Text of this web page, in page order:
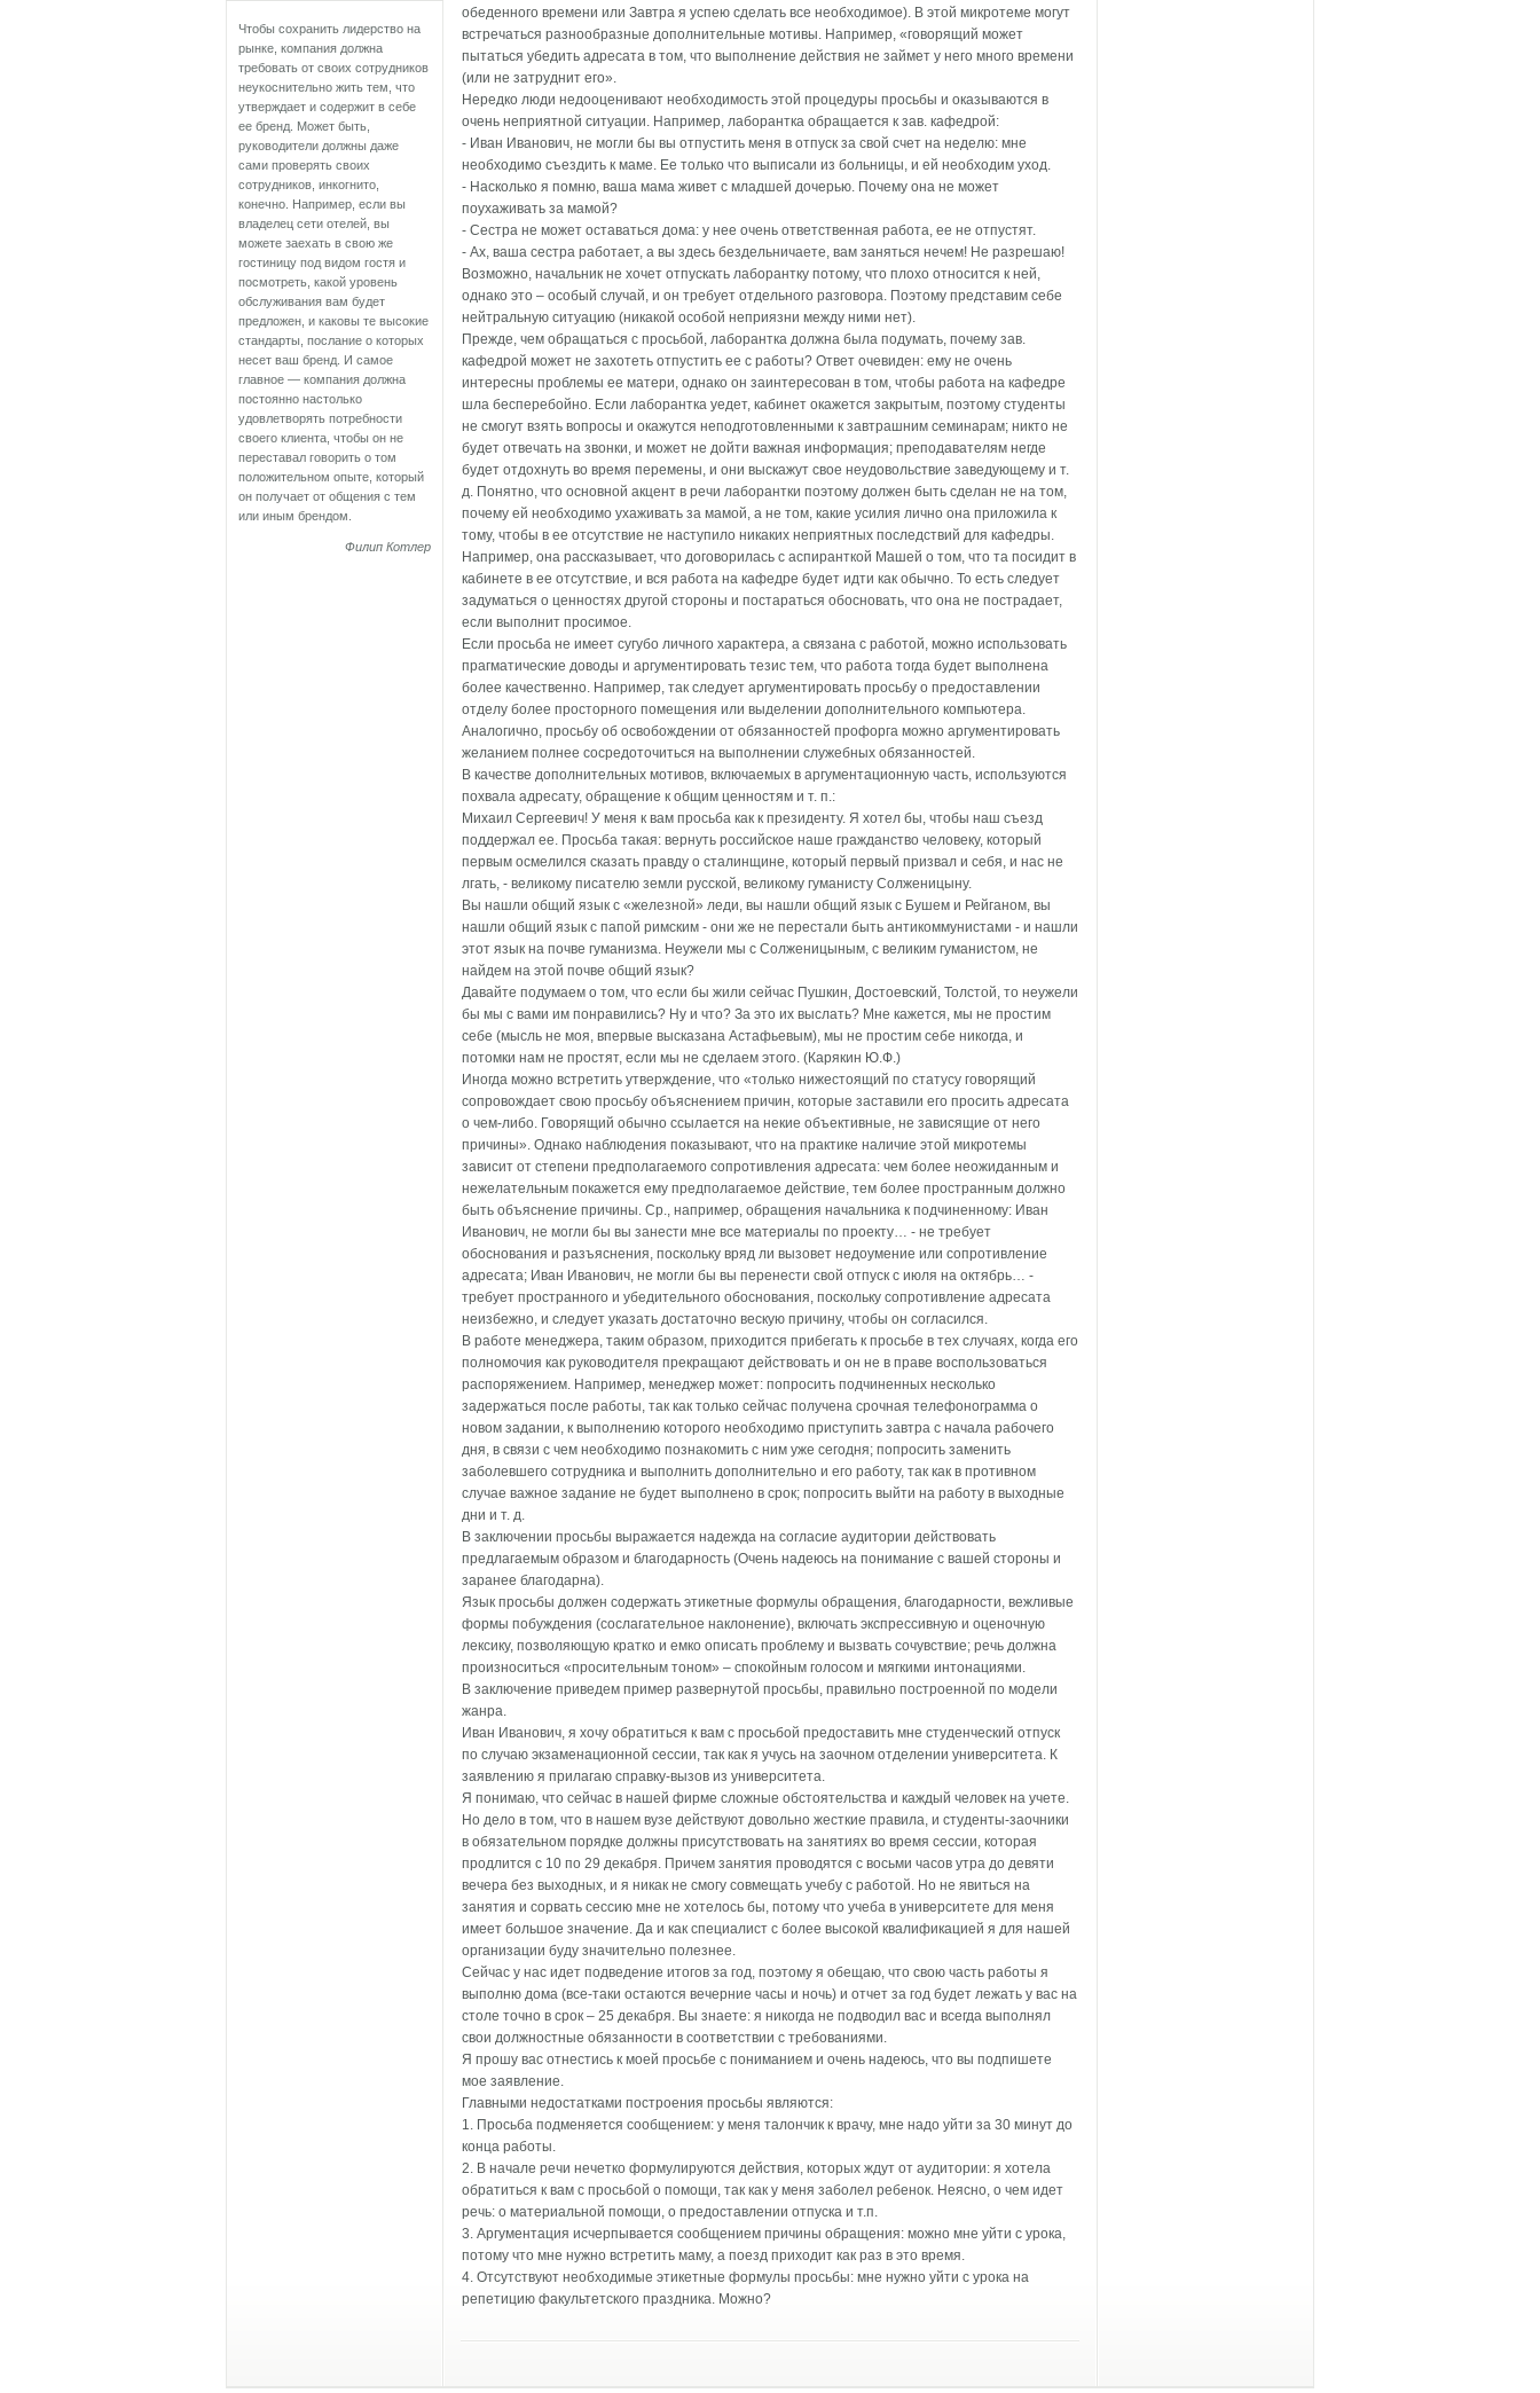
обеденного времени или Завтра я успею сделать все необходимое). В этой микротеме могут
встречаться разнообразные дополнительные мотивы. Например, «говорящий может
пытаться убедить адресата в том, что выполнение действия не займет у него много времени
(или не затруднит его».
Нередко люди недооценивают необходимость этой процедуры просьбы и оказываются в
очень неприятной ситуации. Например, лаборантка обращается к зав. кафедрой:
- Иван Иванович, не могли бы вы отпустить меня в отпуск за свой счет на неделю: мне
необходимо съездить к маме. Ее только что выписали из больницы, и ей необходим уход.
- Насколько я помню, ваша мама живет с младшей дочерью. Почему она не может
поухаживать за мамой?
- Сестра не может оставаться дома: у нее очень ответственная работа, ее не отпустят.
- Ах, ваша сестра работает, а вы здесь бездельничаете, вам заняться нечем! Не разрешаю!
Возможно, начальник не хочет отпускать лаборантку потому, что плохо относится к ней,
однако это – особый случай, и он требует отдельного разговора. Поэтому представим себе
нейтральную ситуацию (никакой особой неприязни между ними нет).
Прежде, чем обращаться с просьбой, лаборантка должна была подумать, почему зав.
кафедрой может не захотеть отпустить ее с работы? Ответ очевиден: ему не очень
интересны проблемы ее матери, однако он заинтересован в том, чтобы работа на кафедре
шла бесперебойно. Если лаборантка уедет, кабинет окажется закрытым, поэтому студенты
не смогут взять вопросы и окажутся неподготовленными к завтрашним семинарам; никто не
будет отвечать на звонки, и может не дойти важная информация; преподавателям негде
будет отдохнуть во время перемены, и они выскажут свое неудовольствие заведующему и т.
д. Понятно, что основной акцент в речи лаборантки поэтому должен быть сделан не на том,
почему ей необходимо ухаживать за мамой, а не том, какие усилия лично она приложила к
тому, чтобы в ее отсутствие не наступило никаких неприятных последствий для кафедры.
Например, она рассказывает, что договорилась с аспиранткой Машей о том, что та посидит в
кабинете в ее отсутствие, и вся работа на кафедре будет идти как обычно. То есть следует
задуматься о ценностях другой стороны и постараться обосновать, что она не пострадает,
если выполнит просимое.
Если просьба не имеет сугубо личного характера, а связана с работой, можно использовать
прагматические доводы и аргументировать тезис тем, что работа тогда будет выполнена
более качественно. Например, так следует аргументировать просьбу о предоставлении
отделу более просторного помещения или выделении дополнительного компьютера.
Аналогично, просьбу об освобождении от обязанностей профорга можно аргументировать
желанием полнее сосредоточиться на выполнении служебных обязанностей.
В качестве дополнительных мотивов, включаемых в аргументационную часть, используются
похвала адресату, обращение к общим ценностям и т. п.:
Михаил Сергеевич! У меня к вам просьба как к президенту. Я хотел бы, чтобы наш съезд
поддержал ее. Просьба такая: вернуть российское наше гражданство человеку, который
первым осмелился сказать правду о сталинщине, который первый призвал и себя, и нас не
лгать, - великому писателю земли русской, великому гуманисту Солженицыну.
Вы нашли общий язык с «железной» леди, вы нашли общий язык с Бушем и Рейганом, вы
нашли общий язык с папой римским - они же не перестали быть антикоммунистами - и нашли
этот язык на почве гуманизма. Неужели мы с Солженицыным, с великим гуманистом, не
найдем на этой почве общий язык?
Давайте подумаем о том, что если бы жили сейчас Пушкин, Достоевский, Толстой, то неужели
бы мы с вами им понравились? Ну и что? За это их выслать? Мне кажется, мы не простим
себе (мысль не моя, впервые высказана Астафьевым), мы не простим себе никогда, и
потомки нам не простят, если мы не сделаем этого. (Карякин Ю.Ф.)
Иногда можно встретить утверждение, что «только нижестоящий по статусу говорящий
сопровождает свою просьбу объяснением причин, которые заставили его просить адресата
о чем-либо. Говорящий обычно ссылается на некие объективные, не зависящие от него
причины». Однако наблюдения показывают, что на практике наличие этой микротемы
зависит от степени предполагаемого сопротивления адресата: чем более неожиданным и
нежелательным покажется ему предполагаемое действие, тем более пространным должно
быть объяснение причины. Ср., например, обращения начальника к подчиненному: Иван
Иванович, не могли бы вы занести мне все материалы по проекту… - не требует
обоснования и разъяснения, поскольку вряд ли вызовет недоумение или сопротивление
адресата; Иван Иванович, не могли бы вы перенести свой отпуск с июля на октябрь… -
требует пространного и убедительного обоснования, поскольку сопротивление адресата
неизбежно, и следует указать достаточно вескую причину, чтобы он согласился.
В работе менеджера, таким образом, приходится прибегать к просьбе в тех случаях, когда его
полномочия как руководителя прекращают действовать и он не в праве воспользоваться
распоряжением. Например, менеджер может: попросить подчиненных несколько
задержаться после работы, так как только сейчас получена срочная телефонограмма о
новом задании, к выполнению которого необходимо приступить завтра с начала рабочего
дня, в связи с чем необходимо познакомить с ним уже сегодня; попросить заменить
заболевшего сотрудника и выполнить дополнительно и его работу, так как в противном
случае важное задание не будет выполнено в срок; попросить выйти на работу в выходные
дни и т. д.
В заключении просьбы выражается надежда на согласие аудитории действовать
предлагаемым образом и благодарность (Очень надеюсь на понимание с вашей стороны и
заранее благодарна).
Язык просьбы должен содержать этикетные формулы обращения, благодарности, вежливые
формы побуждения (сослагательное наклонение), включать экспрессивную и оценочную
лексику, позволяющую кратко и емко описать проблему и вызвать сочувствие; речь должна
произноситься «просительным тоном» – спокойным голосом и мягкими интонациями.
В заключение приведем пример развернутой просьбы, правильно построенной по модели
жанра.
Иван Иванович, я хочу обратиться к вам с просьбой предоставить мне студенческий отпуск
по случаю экзаменационной сессии, так как я учусь на заочном отделении университета. К
заявлению я прилагаю справку-вызов из университета.
Я понимаю, что сейчас в нашей фирме сложные обстоятельства и каждый человек на учете.
Но дело в том, что в нашем вузе действуют довольно жесткие правила, и студенты-заочники
в обязательном порядке должны присутствовать на занятиях во время сессии, которая
продлится с 10 по 29 декабря. Причем занятия проводятся с восьми часов утра до девяти
вечера без выходных, и я никак не смогу совмещать учебу с работой. Но не явиться на
занятия и сорвать сессию мне не хотелось бы, потому что учеба в университете для меня
имеет большое значение. Да и как специалист с более высокой квалификацией я для нашей
организации буду значительно полезнее.
Сейчас у нас идет подведение итогов за год, поэтому я обещаю, что свою часть работы я
выполню дома (все-таки остаются вечерние часы и ночь) и отчет за год будет лежать у вас на
столе точно в срок – 25 декабря. Вы знаете: я никогда не подводил вас и всегда выполнял
свои должностные обязанности в соответствии с требованиями.
Я прошу вас отнестись к моей просьбе с пониманием и очень надеюсь, что вы подпишете
мое заявление.
Главными недостатками построения просьбы являются:
1. Просьба подменяется сообщением: у меня талончик к врачу, мне надо уйти за 30 минут до
конца работы.
2. В начале речи нечетко формулируются действия, которых ждут от аудитории: я хотела
обратиться к вам с просьбой о помощи, так как у меня заболел ребенок. Неясно, о чем идет
речь: о материальной помощи, о предоставлении отпуска и т.п.
3. Аргументация исчерпывается сообщением причины обращения: можно мне уйти с урока,
потому что мне нужно встретить маму, а поезд приходит как раз в это время.
4. Отсутствуют необходимые этикетные формулы просьбы: мне нужно уйти с урока на
репетицию факультетского праздника. Можно?
Чтобы сохранить лидерство на
рынке, компания должна
требовать от своих сотрудников
неукоснительно жить тем, что
утверждает и содержит в себе
ее бренд. Может быть,
руководители должны даже
сами проверять своих
сотрудников, инкогнито,
конечно. Например, если вы
владелец сети отелей, вы
можете заехать в свою же
гостиницу под видом гостя и
посмотреть, какой уровень
обслуживания вам будет
предложен, и каковы те высокие
стандарты, послание о которых
несет ваш бренд. И самое
главное — компания должна
постоянно настолько
удовлетворять потребности
своего клиента, чтобы он не
переставал говорить о том
положительном опыте, который
он получает от общения с тем
или иным брендом.
Филип Котлер